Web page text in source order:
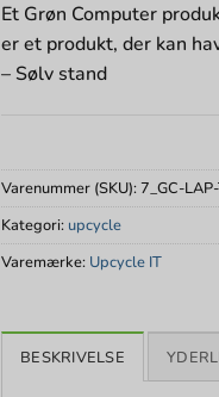
Et Grøn Computer
er et produkt, der kan
– Sølv stand
Varenummer (SKU):7_GC-
Kategori: upcycle
Varemærke: Upcycle IT
BESKRIVELSE